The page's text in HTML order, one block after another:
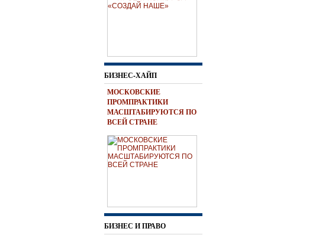
БИЗНЕС-ХАЙП
МОСКОВСКИЕ
ПРОМПРАКТИКИ
МАСШТАБИРУЮТСЯ ПО
ВСЕЙ СТРАНЕ
БИЗНЕС И ПРАВО